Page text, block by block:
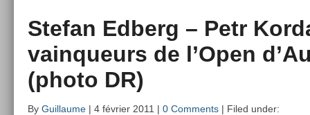
Stefan Edberg – Petr
vainqueurs de l’Open
(photo DR)
By Guillaume | 4 février 2011 | 0 Comments | Filed under: